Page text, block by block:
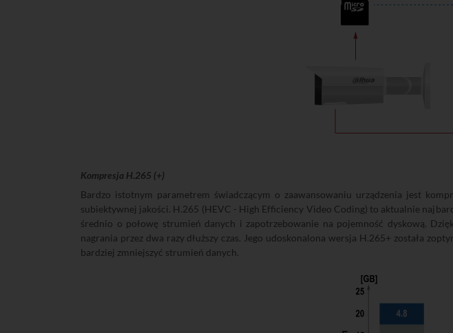
Kompresja H.265 (+)
Bardzo istotnym parametrem świadczącym o zaawansowaniu urządzenia jest
subiektywnej jakości. H.265 (HEVC - High Efficiency Video Coding) to aktualnie
średnio o połowę strumień danych i zapotrzebowanie na pojemność dyskową.
nagrania przez dwa razy dłuższy czas. Jego udoskonalona wersja H.265+ została
bardziej zmniejszyć strumień danych.